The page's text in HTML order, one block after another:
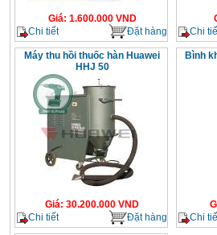
Giá: 1.600.000VND
Chi tiết
Đặt hàng
Chi
Máy thu hồi thuốc hàn Huawei
HHJ 50
Giá: 30.200.000 VND
Chi tiết
Đặt hàng
Bình
Chi